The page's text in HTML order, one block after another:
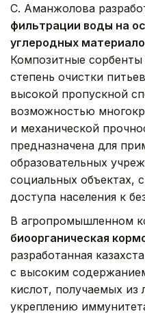
С. Аманжолова
фильтрации воды на
углеродных
Композитные
степень очистки
высокой пропускной
возможностью
и механической
предназначена для
образовательных
социальных объектах,
доступа населения к
В агропромышленном
биоорганическая
разработанная
с высоким
кислот, получаемых из
укреплению